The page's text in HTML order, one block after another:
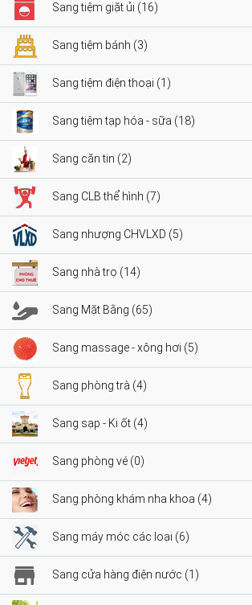
Sang tiệm giặt ủi (16)
Sang tiệm bánh (3)
Sang tiệm điện thoại (1)
Sang tiệm tạp hóa - sữa (18)
Sang căn tin (2)
Sang CLB thể hình (7)
Sang nhượng CHVLXD (5)
Sang nhà trọ (14)
Sang Mặt Bằng (65)
Sang massage - xông hơi (5)
Sang phòng trà (4)
Sang sạp - Ki ốt (4)
Sang phòng vé (0)
Sang phòng khám nha khoa (4)
Sang máy móc các loại (6)
Sang cửa hàng điện nước (1)